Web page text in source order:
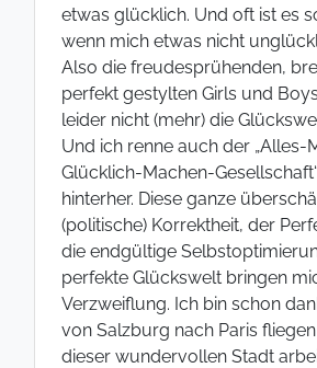
etwas glücklich. Und oft ist es
wenn mich etwas nicht
Also die freudesprühenden,
perfekt gestylten Girls und
leider nicht (mehr) die
Und ich renne auch der „Alles-
Glücklich-Machen-
hinterher. Diese ganze
(politische) Korrektheit, der
die endgültige
perfekte Glückswelt bringen
Verzweiflung. Ich bin schon
von Salzburg nach Paris
dieser wundervollen Stadt